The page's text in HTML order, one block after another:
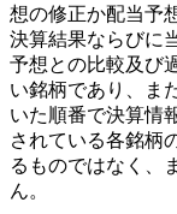
想の修正か配当予
決算結果ならびに
予想との比較及び
い銘柄であり、ま
いた順番で決算情
されている各銘柄
るものではなく、
ん。